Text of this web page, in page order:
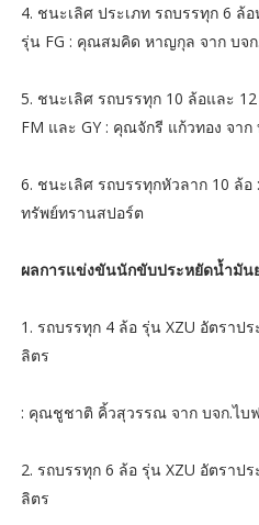
4. ชนะเลิศ ประเภท รถบรรทุก 6 ล้
รุ่น FG : คุณสมคิด หาญกุล จาก บจก.
5. ชนะเลิศ รถบรรทุก 10 ล้อและ
FM และ GY : คุณจักรี แก้วทอง จา
6. ชนะเลิศ รถบรรทุกหัวลาก 10 ล้
ทรัพย์ทรานสปอร์ต
ผลการแข่งขันนักขับประหยัดน้ำมัน
1. รถบรรทุก 4 ล้อ รุ่น XZU อัตราป
ลิตร
: คุณชูชาติ คิ้วสุวรรณ จาก บจก.ไบ
2. รถบรรทุก 6 ล้อ รุ่น XZU อัตราป
ลิตร